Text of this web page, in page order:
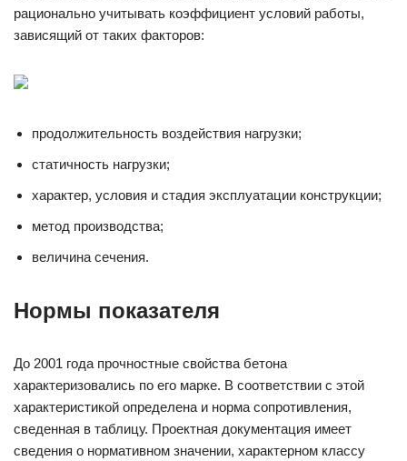
рационально учитывать коэффициент условий работы,
зависящий от таких факторов:
продолжительность воздействия нагрузки;
статичность нагрузки;
характер, условия и стадия эксплуатации конструкции;
метод производства;
величина сечения.
Нормы показателя
До 2001 года прочностные свойства бетона
характеризовались по его марке. В соответствии с этой
характеристикой определена и норма сопротивления,
сведенная в таблицу. Проектная документация имеет
сведения о нормативном значении, характерном классу